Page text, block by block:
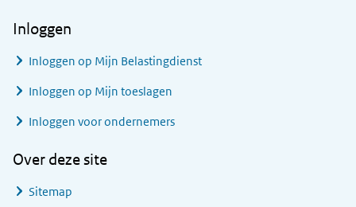
Inloggen
Inloggen op Mijn Belastingdienst
Inloggen op Mijn toeslagen
Inloggen voor ondernemers
Over deze site
Sitemap